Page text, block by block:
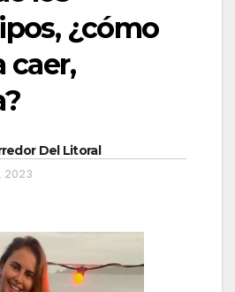
¿cómo
caer,
Del Litoral
2023